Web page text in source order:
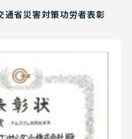
通省災害対策功労者表彰